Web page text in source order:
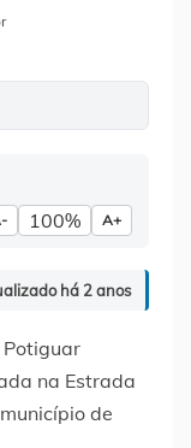
100% A+
há 2 anos
Potiguar
na Estrada
de